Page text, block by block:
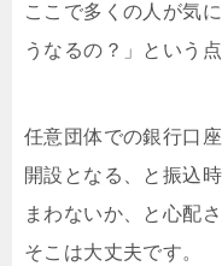
ここで多くの人が気
うなるの？」という点
任意団体での銀行口
開設となる、と振込
まわないか、と心配
そこは大丈夫です。